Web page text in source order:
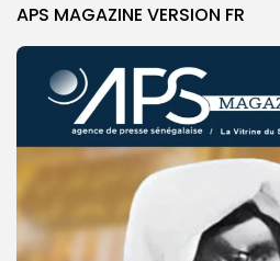
APS MAGAZINE VERSION FR